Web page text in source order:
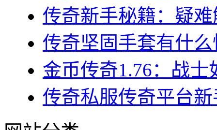
传奇新手秘籍：疑
传奇坚固手套有什么
金币传奇1.76：战
传奇私服传奇平台